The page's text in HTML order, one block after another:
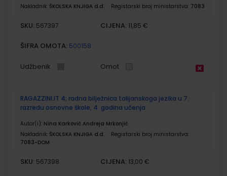
Nakladnik: ŠKOLSKA KNJIGA d.d. Registarski broj ministarstva: 7083
SKU: 567397 CIJENA: 11,85 €
ŠIFRA OMOTA: 500158
Udžbenik Omot
RAGAZZINI.IT 4; radna bilježnica talijanskoga jezika u 7.
razredu osnovne škole, 4. godina učenja
Autor(i): Nina Karković Andreja Mrkonjić
Nakladnik: ŠKOLSKA KNJIGA d.d.
Registarski broj ministarstva:
7083-DOM
SKU: 567398 CIJENA: 13,00 €